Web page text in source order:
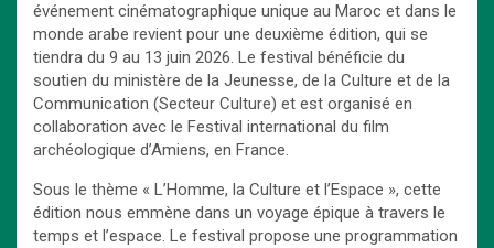
événement cinématographique unique au Maroc et dans le
monde arabe revient pour une deuxième édition, qui se
tiendra du 9 au 13 juin 2026. Le festival bénéficie du
soutien du ministère de la Jeunesse, de la Culture et de la
Communication (Secteur Culture) et est organisé en
collaboration avec le Festival international du film
archéologique d’Amiens, en France.
Sous le thème « L’Homme, la Culture et l’Espace », cette
édition nous emmène dans un voyage épique à travers le
temps et l’espace. Le festival propose une programmation